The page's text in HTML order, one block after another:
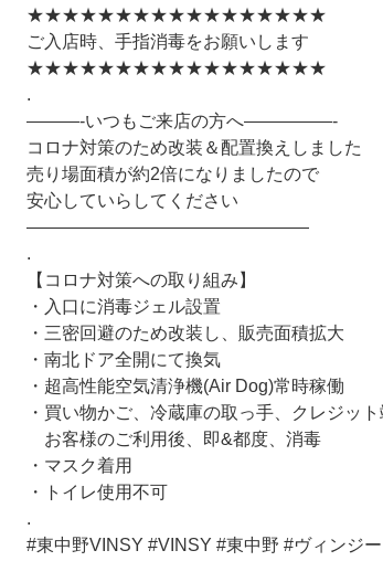
★★★★★★★★★★★★★★★★★
ご入店時、手指消毒をお願いします
★★★★★★★★★★★★★★★★★
.
———-いつもご来店の方へ—————-
コロナ対策のため改装＆配置換えしました
売り場面積が約2倍になりましたので
安心していらしてください
————————————————
.
【コロナ対策への取り組み】
・入口に消毒ジェル設置
・三密回避のため改装し、販売面積拡大
・南北ドア全開にて換気
・超高性能空気清浄機(Air Dog)常時稼働
・買い物かご、冷蔵庫の取っ手、クレジット
お客様のご利用後、即&都度、消毒
・マスク着用
・トイレ使用不可
.
#東中野VINSY #VINSY #東中野 #ヴィンジ